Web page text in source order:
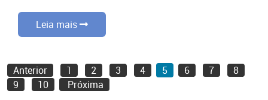
Leia mais
Anterior 1 2 3 4 5 6 7
8
9
10 Próxima